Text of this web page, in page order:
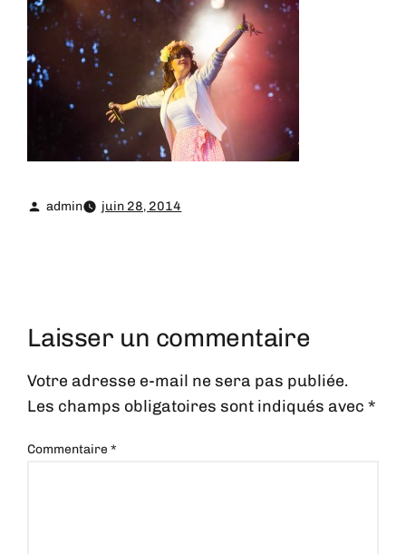
admin juin 28, 2014
Laisser un commentaire
Votre adresse e-mail ne sera pas publiée.
Les champs obligatoires sont indiqués avec*
Commentaire*